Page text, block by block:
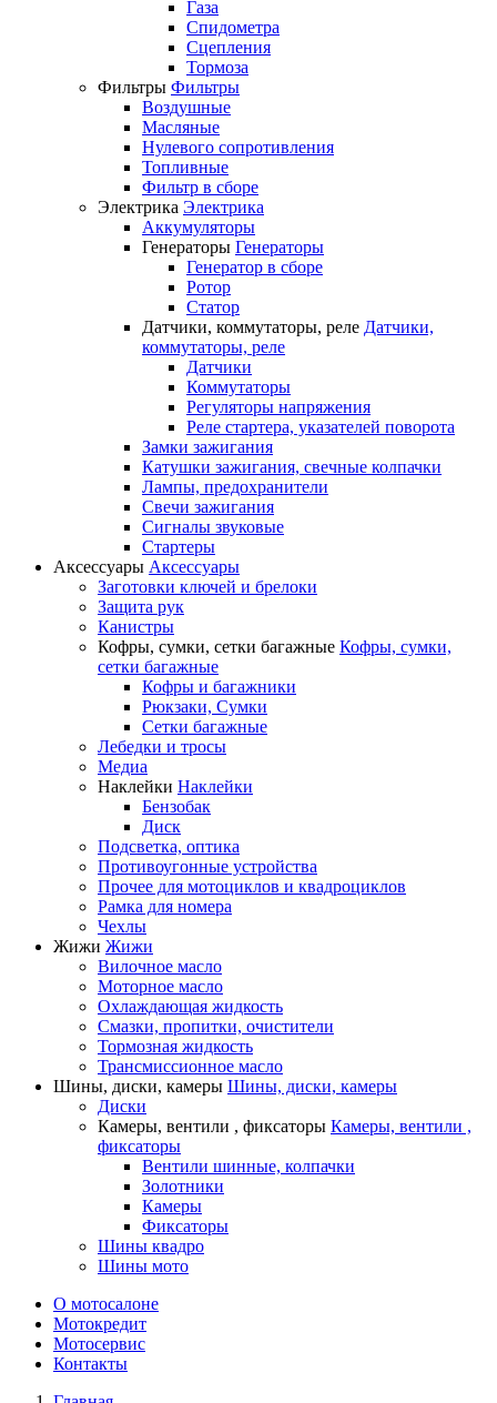
Газа
Спидометра
Сцепления
Тормоза
Фильтры Фильтры
Воздушные
Масляные
Нулевого сопротивления
Топливные
Фильтр в сборе
Электрика Электрика
Аккумуляторы
Генераторы Генераторы
Генератор в сборе
Ротор
Статор
Датчики, коммутаторы, реле Датчики,
коммутаторы, реле
Датчики
Коммутаторы
Регуляторы напряжения
Реле стартера, указателей поворота
Замки зажигания
Катушки зажигания, свечные колпачки
Лампы, предохранители
Свечи зажигания
Сигналы звуковые
Стартеры
Аксессуары Аксессуары
Заготовки ключей и брелоки
Защита рук
Канистры
Кофры, сумки, сетки багажные Кофры, сумки,
сетки багажные
Кофры и багажники
Рюкзаки, Сумки
Сетки багажные
Лебедки и тросы
Медиа
Наклейки Наклейки
Бензобак
Диск
Подсветка, оптика
Противоугонные устройства
Прочее для мотоциклов и квадроциклов
Рамка для номера
Чехлы
Жижи Жижи
Вилочное масло
Моторное масло
Охлаждающая жидкость
Смазки, пропитки, очистители
Тормозная жидкость
Трансмиссионное масло
Шины, диски, камеры Шины, диски, камеры
Диски
Камеры, вентили , фиксаторы Камеры, вентили ,
фиксаторы
Вентили шинные, колпачки
Золотники
Камеры
Фиксаторы
Шины квадро
Шины мото
О мотосалоне
Мотокредит
Мотосервис
Контакты